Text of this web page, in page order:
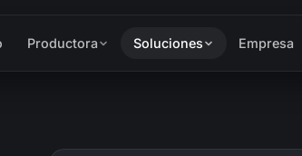
Productora Soluciones Empresa